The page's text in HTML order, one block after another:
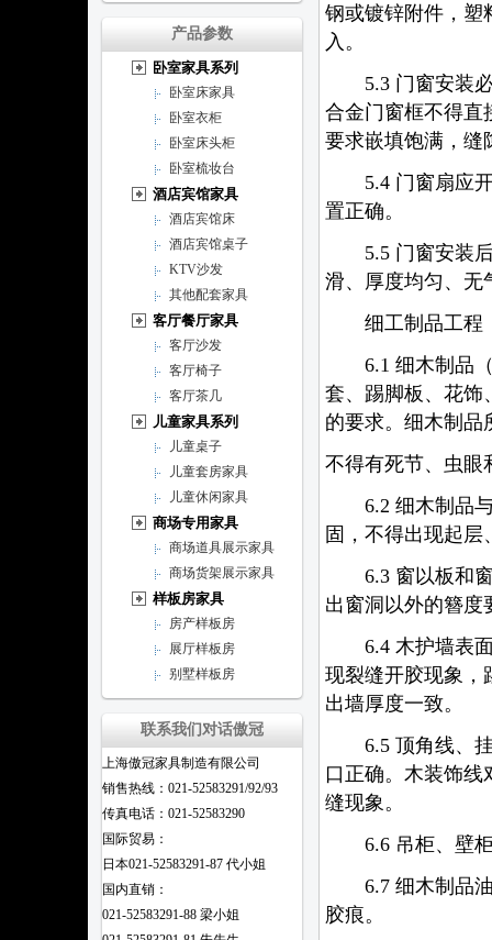
产品参数
卧室家具系列
卧室床家具
卧室衣柜
卧室床头柜
卧室梳妆台
酒店宾馆家具
酒店宾馆床
酒店宾馆桌子
KTV沙发
其他配套家具
客厅餐厅家具
客厅沙发
客厅椅子
客厅茶几
儿童家具系列
儿童桌子
儿童套房家具
儿童休闲家具
商场专用家具
商场道具展示家具
商场货架展示家具
样板房家具
房产样板房
展厅样板房
别墅样板房
联系我们对话傲冠
上海傲冠家具制造有限公司
销售热线：021-52583291/92/93
传真电话：021-52583290
国际贸易：
日本021-52583291-87 代小姐
国内直销：
021-52583291-88 梁小姐
钢或镀锌附件，塑
入。
5.3 门窗安装必
合金门窗框不得直
要求嵌填饱满，缝
5.4 门窗扇应开
置正确。
5.5 门窗安装后
滑、厚度均匀、无
细工制品工程
6.1 细木制品（
套、踢脚板、花饰
的要求。细木制品
不得有死节、虫眼
6.2 细木制品与
固，不得出现起层
6.3 窗以板和窗
出窗洞以外的簪度
6.4 木护墙表面
现裂缝开胶现象，
出墙厚度一致。
6.5 顶角线、挂
口正确。木装饰线
缝现象。
6.6 吊柜、壁柜
6.7 细木制品油
胶痕。